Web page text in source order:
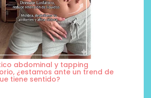
abdominal y tapping
¿estamos ante un trend de
tiene sentido?